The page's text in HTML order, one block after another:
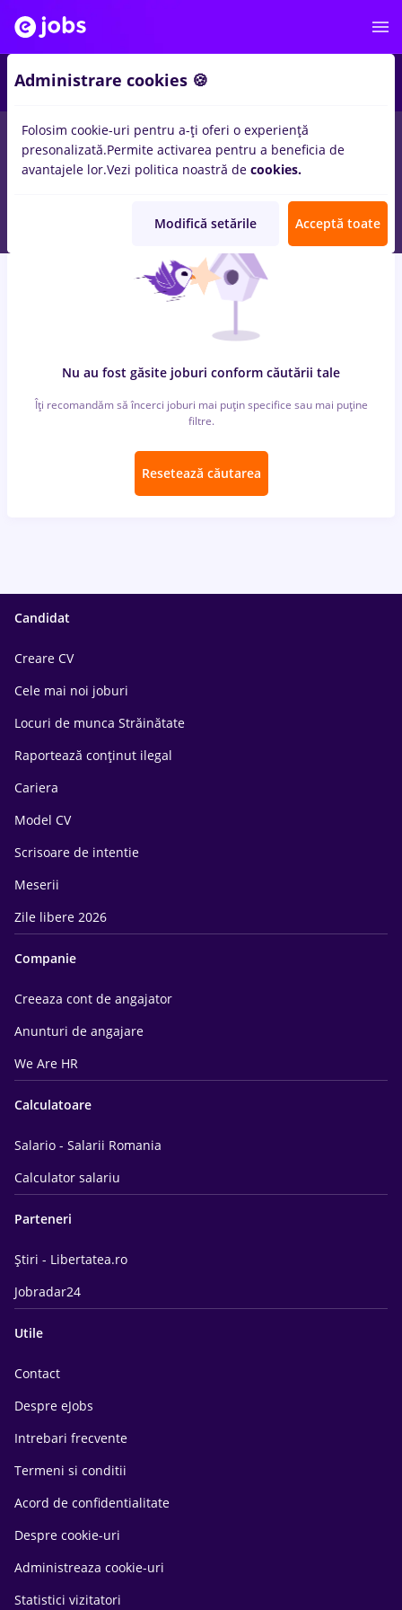
locuri de muncacu salarii avocat, Full timeinRemote (de
acasa)pentruFara experientainTransport / Distributie,
Medicina / Sanatate
Nu au fost găsite joburi conform căutării tale
Îți recomandăm să încerci joburi mai puțin specifice sau mai puține
filtre.
Resetează căutarea
Candidat
Creare CV
Cele mai noi joburi
Locuri de munca Străinătate
Raportează conținut ilegal
Cariera
Model CV
Scrisoare de intentie
Meserii
Zile libere 2026
Companie
Creeaza cont de angajator
Anunturi de angajare
We Are HR
Calculatoare
Salario - Salarii Romania
Calculator salariu
Parteneri
Știri - Libertatea.ro
Jobradar24
Utile
Contact
Despre eJobs
Intrebari frecvente
Termeni si conditii
Acord de confidentialitate
Despre cookie-uri
Administreaza cookie-uri
Statistici vizitatori
Administrare cookies 🍪
Folosim cookie-uri pentru a-ți oferi o experiență
presonalizată.Permite activarea pentru a beneficia de
avantajele lor.Vezi politica noastră de cookies.
Modifică setările Acceptă toate